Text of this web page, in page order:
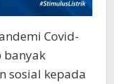
Covid-
banyak
sosial kepada